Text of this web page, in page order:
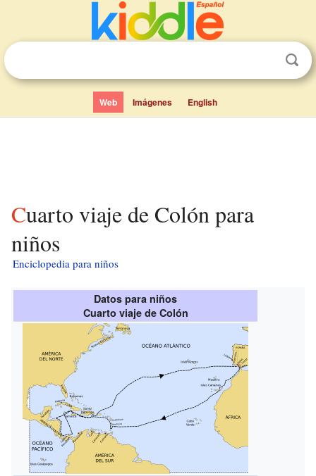
Web Imágenes English
Cuarto viaje de Colón para
niños
Enciclopedia para niños
Datos para niños
Cuarto viaje de Colón